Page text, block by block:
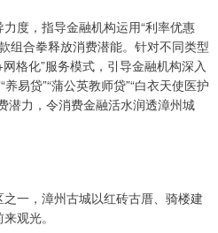
度，指导金融机构运用“利率优惠
组合拳释放消费潜能。针对不同类型
格化”服务模式，引导金融机构深入
易贷”“蒲公英教师贷”“白衣天使医护
潜力，令消费金融活水润透漳州城
一，漳州古城以红砖古厝、骑楼建
观光。